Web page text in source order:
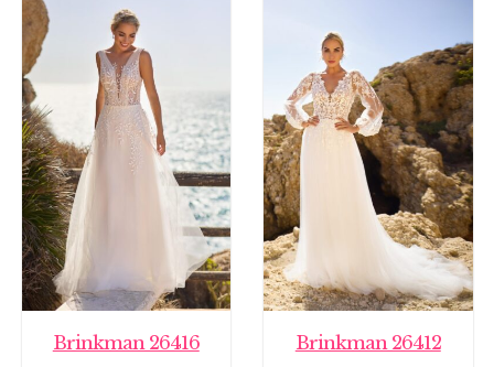
Brinkman 26416 Brinkman 26412